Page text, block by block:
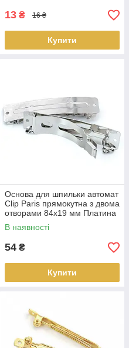
13 ₴ 16 ₴
Купити
Основа для шпильки автомат
Clip Paris прямокутна з двома
отворами 84х19 мм Платина
1 шт.
В наявності
54 ₴
Купити